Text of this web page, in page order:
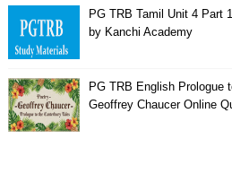
PG TRB Tamil Unit 4 Part
by Kanchi Academy
PG TRB English Prologue
Geoffrey Chaucer Online